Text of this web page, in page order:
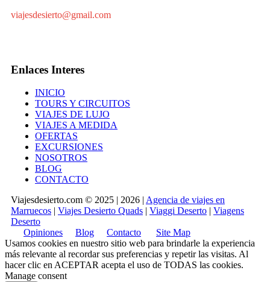
viajesdesierto@gmail.com
Enlaces Interes
INICIO
TOURS Y CIRCUITOS
VIAJES DE LUJO
VIAJES A MEDIDA
OFERTAS
EXCURSIONES
NOSOTROS
BLOG
CONTACTO
Viajesdesierto.com © 2025 | 2026 | Agencia de viajes en
Marruecos | Viajes Desierto Quads | Viaggi Deserto | Viagens
Deserto
Opiniones
Blog Contacto
Site Map
Usamos cookies en nuestro sitio web para brindarle la experiencia
más relevante al recordar sus preferencias y repetir las visitas. Al
hacer clic en ACEPTAR acepta el uso de TODAS las cookies.
Manage consent